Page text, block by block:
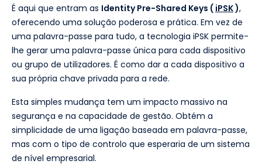
É aqui que entram as Identity Pre-Shared Keys ( iPSK),
oferecendo uma solução poderosa e prática. Em vez de
uma palavra-passe para tudo, a tecnologia iPSK permite-
lhe gerar uma palavra-passe única para cada dispositivo
ou grupo de utilizadores. É como dar a cada dispositivo a
sua própria chave privada para a rede.
Esta simples mudança tem um impacto massivo na
segurança e na capacidade de gestão. Obtém a
simplicidade de uma ligação baseada em palavra-passe,
mas com o tipo de controlo que esperaria de um sistema
de nível empresarial.